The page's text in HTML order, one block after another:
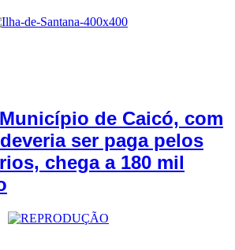
de Caicó, com
ser paga pelos
chega a 180 mil